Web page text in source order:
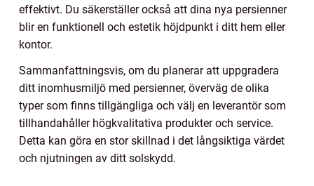
effektivt. Du säkerställer också att dina nya persienner
blir en funktionell och estetik höjdpunkt i ditt hem eller
kontor.
Sammanfattningsvis, om du planerar att uppgradera
ditt inomhusmiljö med persienner, överväg de olika
typer som finns tillgängliga och välj en leverantör som
tillhandahåller högkvalitativa produkter och service.
Detta kan göra en stor skillnad i det långsiktiga värdet
och njutningen av ditt solskydd.